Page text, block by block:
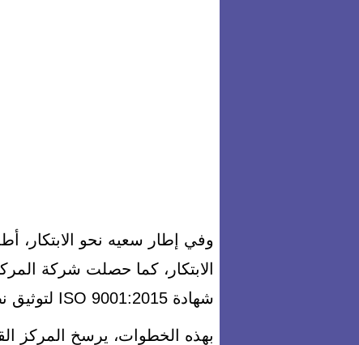
وفي إطار سعيه نحو الابتكار،
الابتكار، كما حصلت شركة
شهادة ISO 9001:2015 لتوثيق نظام إدارة الجودة وتحقيق رضا العملاء .
بهذه الخطوات، يرسخ المركز